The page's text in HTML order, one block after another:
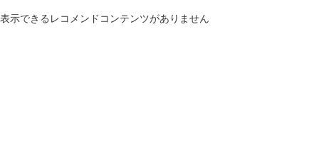
表示できるレコメンドコンテンツがありません